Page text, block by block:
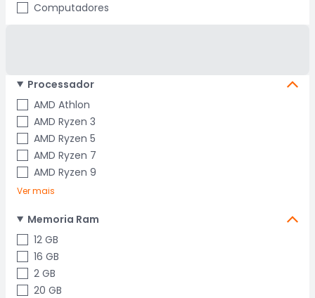
Computadores
Processador
AMD Athlon
AMD Ryzen 3
AMD Ryzen 5
AMD Ryzen 7
AMD Ryzen 9
Ver mais
Memoria Ram
12 GB
16 GB
2 GB
20 GB